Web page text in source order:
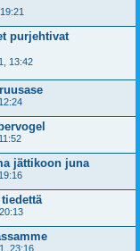
purjehtivat
13:42
jättikoon juna
23:16